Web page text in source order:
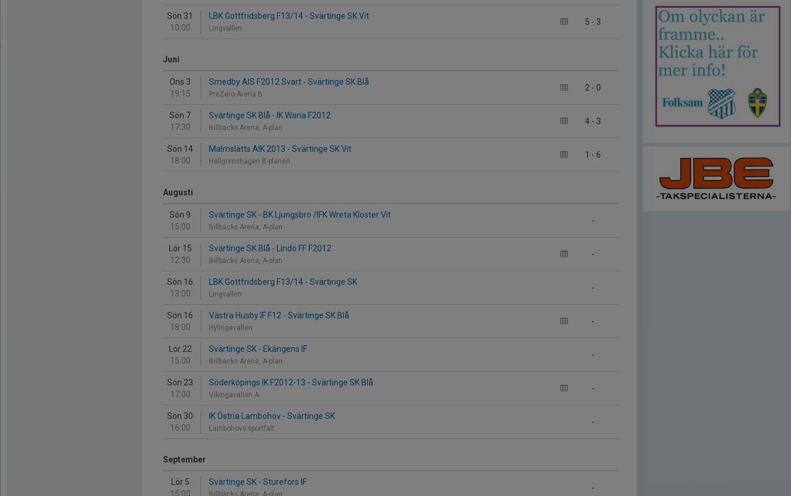
Sön 31
10:00
5 - 3
LBK Gottfridsberg F13/14 - Svärtinge SK Vit
Lingvallen
Juni
Ons 3
19:15
2 - 0
Smedby AIS F2012 Svart - Svärtinge SK Blå
PreZero Arena B
Sön 7
17:30
4 - 3
Svärtinge SK Blå - IK Waria F2012
Billbäcks Arena, A-plan
Sön 14
18:00
1 - 6
Malmslätts AIK 2013 - Svärtinge SK Vit
Hellgrenshagen B-planen
Augusti
Sön 9
15:00
-
Svärtinge SK - BK Ljungsbro /IFK Wreta Kloster Vit
Billbäcks Arena, A-plan
Lör 15
12:30
-
Svärtinge SK Blå - Lindö FF F2012
Billbäcks Arena, A-plan
Sön 16
13:00
-
LBK Gottfridsberg F13/14 - Svärtinge SK
Lingvallen
Sön 16
18:00
-
Västra Husby IF F12 - Svärtinge SK Blå
Hylingevallen
Lör 22
15:00
-
Svärtinge SK - Ekängens IF
Billbäcks Arena, A-plan
Sön 23
17:00
-
Söderköpings IK F2012-13 - Svärtinge SK Blå
Vikingavallen A
Sön 30
16:00
-
IK Östria Lambohov - Svärtinge SK
Lambohovs sportfält
September
Lör 5
15:00
-
Svärtinge SK - Sturefors IF
Billbäcks Arena, A-plan